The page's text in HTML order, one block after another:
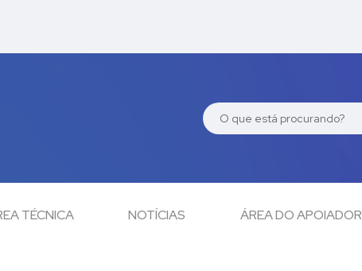
TÉCNICA NOTÍCIAS ÁREA DO APOIADOR